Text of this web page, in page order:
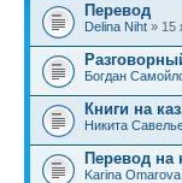
Перевод
Delina Niht » 15
Богдан
Книги на
Никита
Перевод на
Karina Omarova